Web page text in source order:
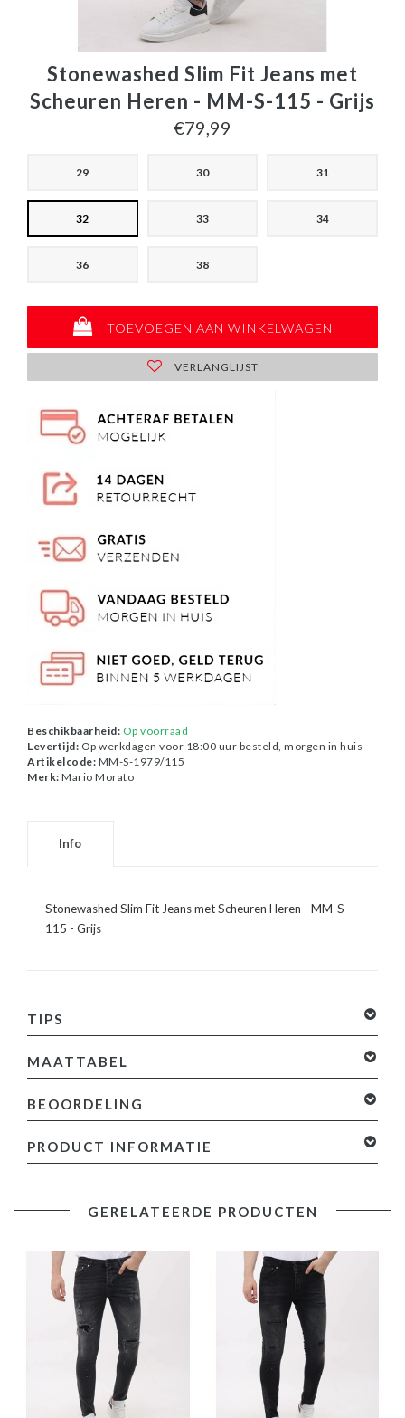
Stonewashed Slim Fit Jeans met
Scheuren Heren - MM-S-115 - Grijs
€79,99
29 30 31
32 33 34
36 38
TOEVOEGEN AAN WINKELWAGEN
VERLANGLIJST
Beschikbaarheid: Op voorraad
Levertijd: Op werkdagen voor 18:00 uur besteld, morgen in huis
Artikelcode: MM-S-1979/115
Merk: Mario Morato
Info
Stonewashed Slim Fit Jeans met Scheuren Heren - MM-S-
115 - Grijs
TIPS
MAATTABEL
BEOORDELING
toevoegen
PRODUCT INFORMATIE
- Stonewashed Slim Fit Jeans met Scheuren Heren
- Lengte: Standaard 34
- Pasvorm: Slim Fit / Stretch
- Patroon: Paint (vervspatten) / Gaten (dicht)
- Sluiting: Knopen
- Kledingproductie: Turkije
- Materiaal: 98% Coton, 2% Spandex
- Weefsel: Denimweefsel
GERELATEERDE PRODUCTEN